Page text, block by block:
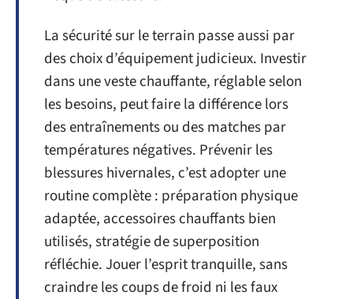
La sécurité sur le terrain passe aussi par
des choix d’équipement judicieux. Investir
dans une veste chauffante, réglable selon
les besoins, peut faire la différence lors
des entraînements ou des matches par
températures négatives. Prévenir les
blessures hivernales, c’est adopter une
routine complète : préparation physique
adaptée, accessoires chauffants bien
utilisés, stratégie de superposition
réfléchie. Jouer l’esprit tranquille, sans
craindre les coups de froid ni les faux